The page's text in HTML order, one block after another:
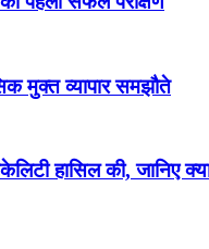
मुक्त व्यापार समझौते
हासिल की, जानिए